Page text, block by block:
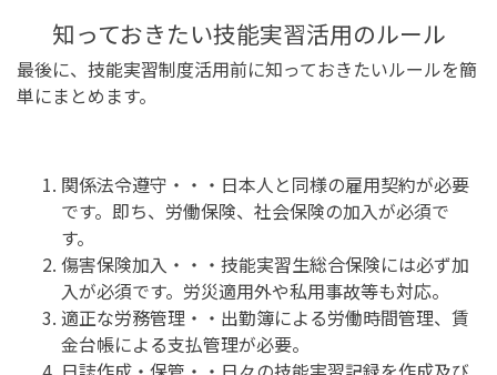
知っておきたい技能実習活用のルール
最後に、技能実習制度活用前に知っておきたいルールを簡
単にまとめます。
関係法令遵守・・・日本人と同様の雇用契約が必要
です。即ち、労働保険、社会保険の加入が必須で
す。
傷害保険加入・・・技能実習生総合保険には必ず加
入が必須です。労災適用外や私用事故等も対応。
適正な労務管理・・出勤簿による労働時間管理、賃
金台帳による支払管理が必要。